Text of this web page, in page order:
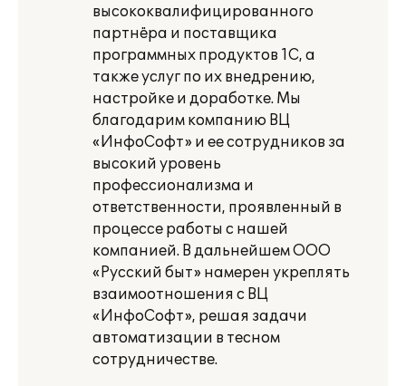
высококвалифицированного
партнёра и поставщика
программных продуктов 1С, а
также услуг по их внедрению,
настройке и доработке. Мы
благодарим компанию ВЦ
«ИнфоСофт» и ее сотрудников за
высокий уровень
профессионализма и
ответственности, проявленный в
процессе работы с нашей
компанией. В дальнейшем ООО
«Русский быт» намерен укреплять
взаимоотношения с ВЦ
«ИнфоСофт», решая задачи
автоматизации в тесном
сотрудничестве.